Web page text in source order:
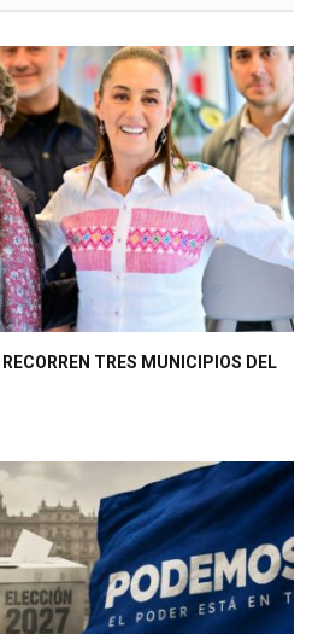
TRES MUNICIPIOS DEL